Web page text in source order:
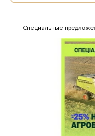
Специальные